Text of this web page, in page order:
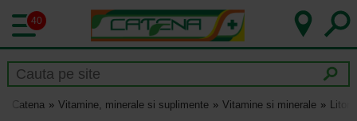
40
Catena Vitamine, minerale si suplimente Vitamine si minerale